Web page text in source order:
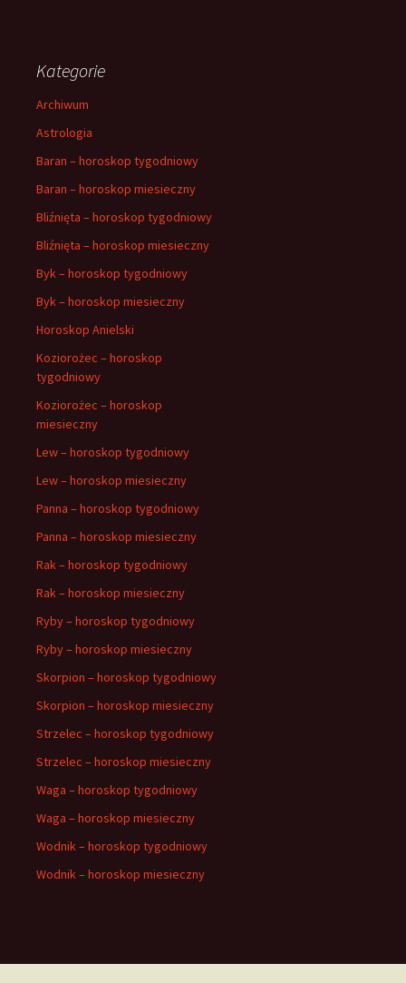
Kategorie
Archiwum
Astrologia
Baran – horoskop tygodniowy
Baran – horoskop miesieczny
Bliźnięta – horoskop tygodniowy
Bliźnięta – horoskop miesieczny
Byk – horoskop tygodniowy
Byk – horoskop miesieczny
Horoskop Anielski
Koziorożec – horoskop
tygodniowy
Koziorożec – horoskop
miesieczny
Lew – horoskop tygodniowy
Lew – horoskop miesieczny
Panna – horoskop tygodniowy
Panna – horoskop miesieczny
Rak – horoskop tygodniowy
Rak – horoskop miesieczny
Ryby – horoskop tygodniowy
Ryby – horoskop miesieczny
Skorpion – horoskop tygodniowy
Skorpion – horoskop miesieczny
Strzelec – horoskop tygodniowy
Strzelec – horoskop miesieczny
Waga – horoskop tygodniowy
Waga – horoskop miesieczny
Wodnik – horoskop tygodniowy
Wodnik – horoskop miesieczny